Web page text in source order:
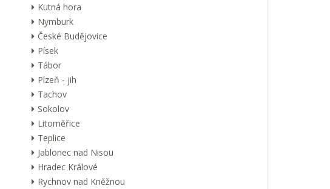
Kutná hora
Nymburk
České Budějovice
Písek
Tábor
Plzeň - jih
Tachov
Sokolov
Litoměřice
Teplice
Jablonec nad Nisou
Hradec Králové
Rychnov nad Kněžnou